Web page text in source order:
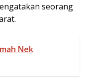
seorang
Nek